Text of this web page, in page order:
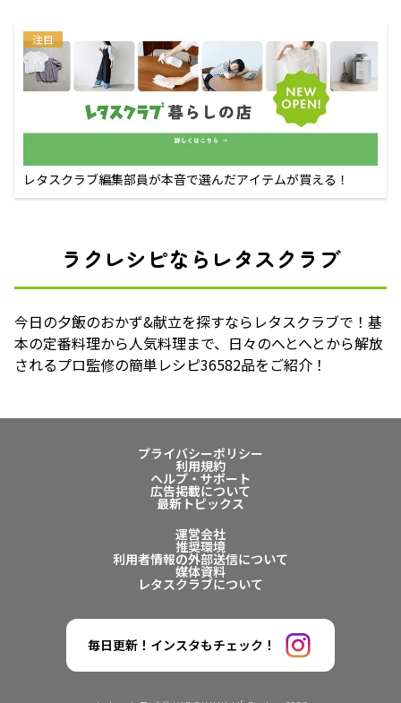
注目
レタスクラブ編集部員が本音で選んだアイテムが買える！
ラクレシピならレタスクラブ
今日の夕飯のおかず&献立を探すならレタスクラブで！基
本の定番料理から人気料理まで、日々のへとへとから解放
されるプロ監修の簡単レシピ36582品をご紹介！
プライバシーポリシー
利用規約
ヘルプ・サポート
広告掲載について
最新トピックス
運営会社
推奨環境
利用者情報の外部送信について
媒体資料
レタスクラブについて
毎日更新！インスタもチェック！